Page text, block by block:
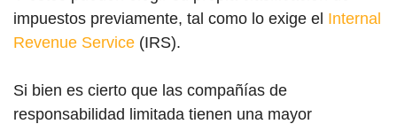
impuestos previamente, tal como lo exige el Internal
Revenue Service (IRS).
Si bien es cierto que las compañías de
responsabilidad limitada tienen una mayor